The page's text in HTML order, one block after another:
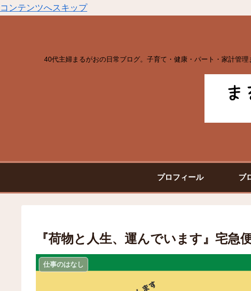
コンテンツへスキップ
40代主婦まるがおの日常ブログ。子育て・健康・パート・家計管
プロフィール ブ
『荷物と人生、運んでいます』宅急
仕事のはなし